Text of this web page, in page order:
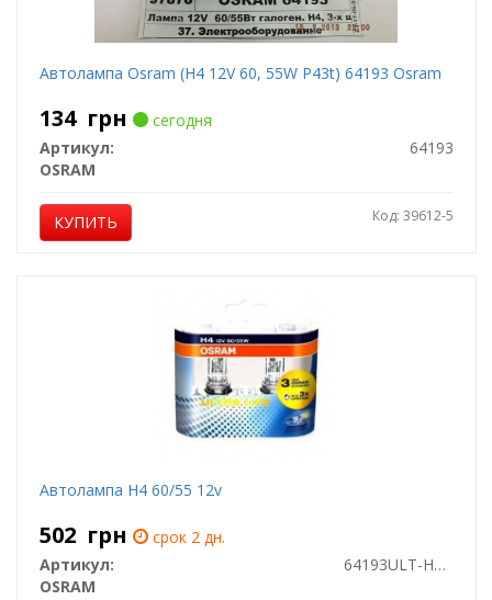
Автолампа Osram (H4 12V 60, 55W P43t) 64193 Osram
134 грн
сегодня
Артикул:
64193
OSRAM
КУПИТЬ Код: 39612-5
Автолампа H4 60/55 12v
502 грн
срок 2 дн.
Артикул:
64193ULT-HCB
OSRAM